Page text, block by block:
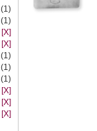
(1)
(1)
[X]
[X]
(1)
(1)
(1)
[X]
[X]
[X]